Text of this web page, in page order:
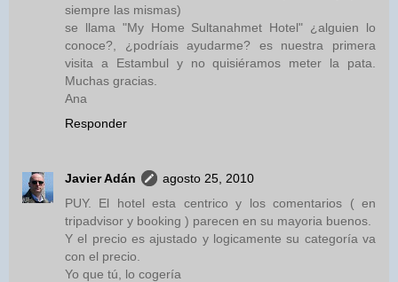
siempre las mismas)
se llama "My Home Sultanahmet Hotel" ¿alguien lo
conoce?, ¿podríais ayudarme? es nuestra primera
visita a Estambul y no quisiéramos meter la pata.
Muchas gracias.
Ana
Responder
Javier Adán
agosto 25, 2010
PUY. El hotel esta centrico y los comentarios ( en
tripadvisor y booking ) parecen en su mayoria buenos.
Y el precio es ajustado y logicamente su categoría va
con el precio.
Yo que tú, lo cogería